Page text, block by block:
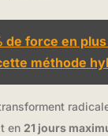
de force en
méthode
en 21 jours